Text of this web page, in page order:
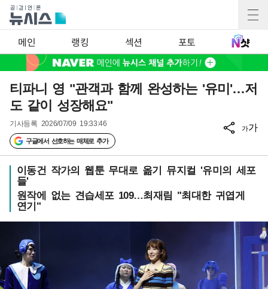
메인 랭킹 섹션 포토
티파니 영 "관객과 함께 완성하는 '유미'…저
도 같이 성장해요"
기사등록 2026/07/09 19:33:46
구글에서 선호하는 매체로 추가
가가
이동건 작가의 웹툰 무대로 옮기 뮤지컬 '유미의 세포
들'
원작에 없는 견습세포 109…최재림 "최대한 귀엽게
연기"